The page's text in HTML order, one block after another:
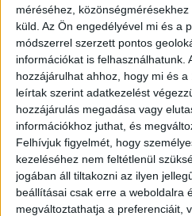
méréséhez,
küld. Az Ön engedélyével mi és a
módszerrel szerzett pontos
információkat is felhasználhatunk.
hozzájárulhat ahhoz, hogy mi és
leírtak szerint adatkezelést
hozzájárulás megadása vagy
információkhoz juthat, és
Felhívjuk figyelmét, hogy
kezeléséhez nem feltétlenül
jogában áll tiltakozni az ilyen
beállításai csak erre a weboldalra
megváltoztathatja a preferenciáit,
A MÁV közleménye
felső között reggel 9
vágányon
befejezték a korábbi
menetrendszerű
helyre a dél-balatoni
Balatonkörnyéke.hu
kattintva éred el. A
többen követnek minket,